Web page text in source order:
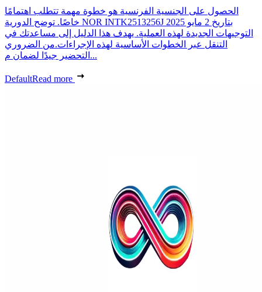
الحصول على الجنسية الفرنسية هو خطوة مهمة تتطلب اهتمامًا
خاصًا. توضح الدورية NOR INTK2513256J بتاريخ 2 مايو 2025
التوجيهات الجديدة لهذه العملية. يهدف هذا الدليل إلى مساعدتك في
التنقل عبر الخطوات الأساسية لهذه الإجراءات.من الضروري
التحضير جيدًا لضمان م...
DefaultRead more